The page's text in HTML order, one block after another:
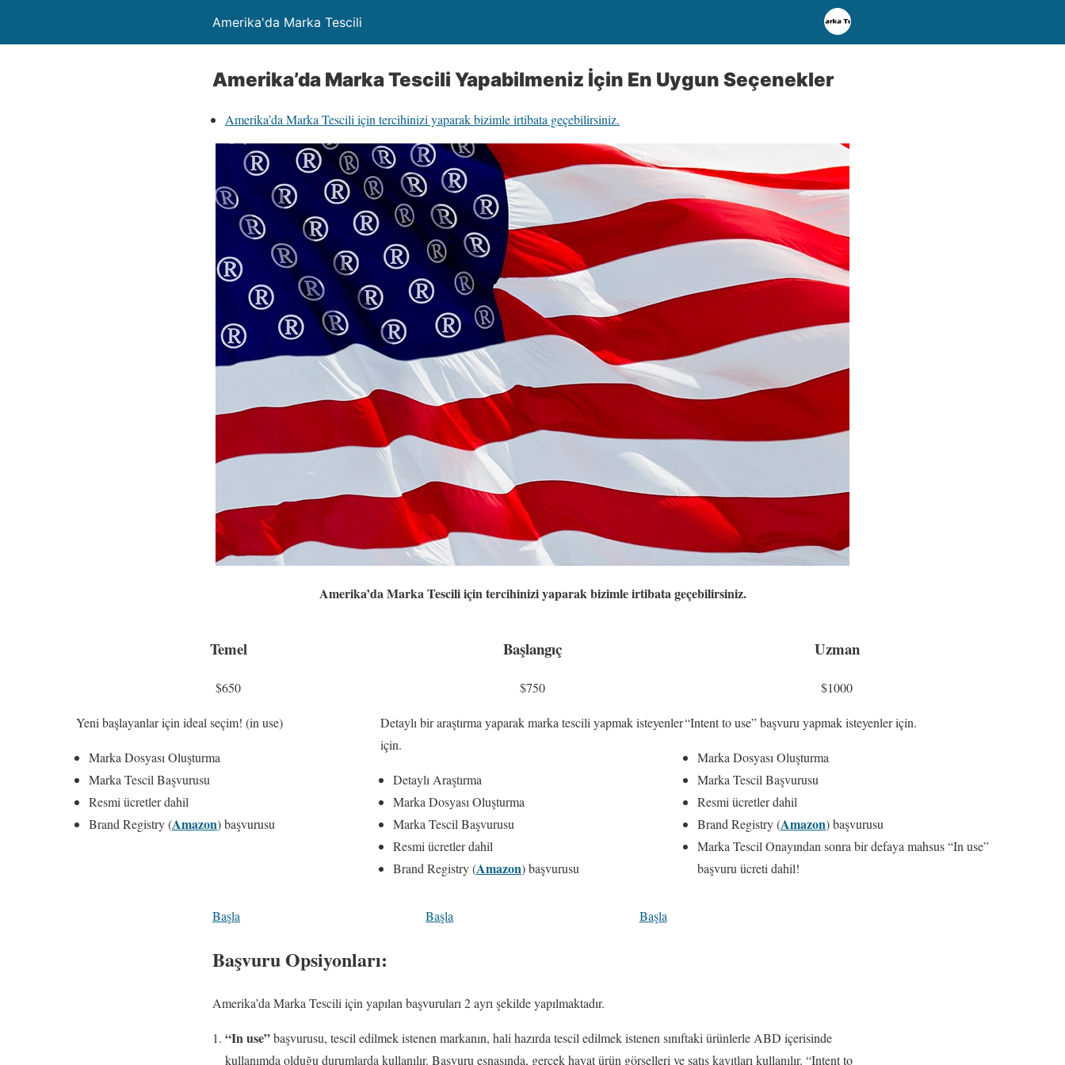
Amerika'da Marka Tescili
Amerika’da Marka Tescili Yapabilmeniz İçin En Uygun Seçenekler
Amerika’da Marka Tescili için tercihinizi yaparak bizimle irtibata geçebilirsiniz.
Amerika’da Marka Tescili için tercihinizi yaparak bizimle irtibata geçebilirsiniz.
Temel
$650
Yeni başlayanlar için ideal seçim! (in use)
Marka Dosyası Oluşturma
Marka Tescil Başvurusu
Resmi ücretler dahil
Brand Registry (Amazon) başvurusu
Başlangıç
$750
Detaylı bir araştırma yaparak marka tescili yapmak isteyenler
için.
Detaylı Araştırma
Marka Dosyası Oluşturma
Marka Tescil Başvurusu
Resmi ücretler dahil
Brand Registry (Amazon) başvurusu
Uzman
$1000
“Intent to use” başvuru yapmak isteyenler için.
Marka Dosyası Oluşturma
Marka Tescil Başvurusu
Resmi ücretler dahil
Brand Registry (Amazon) başvurusu
Marka Tescil Onayından sonra bir defaya mahsus “In use”
başvuru ücreti dahil!
Başla Başla Başla
Başvuru Opsiyonları:
Amerika’da Marka Tescili için yapılan başvuruları 2 ayrı şekilde yapılmaktadır.
“In use”başvurusu, tescil edilmek istenen markanın, hali hazırda tescil edilmek istenen sınıftaki ürünlerle ABD içerisinde
kullanımda olduğu durumlarda kullanılır. Başvuru esnasında, gerçek hayat ürün görselleri ve satış kayıtları kullanılır. “Intent to